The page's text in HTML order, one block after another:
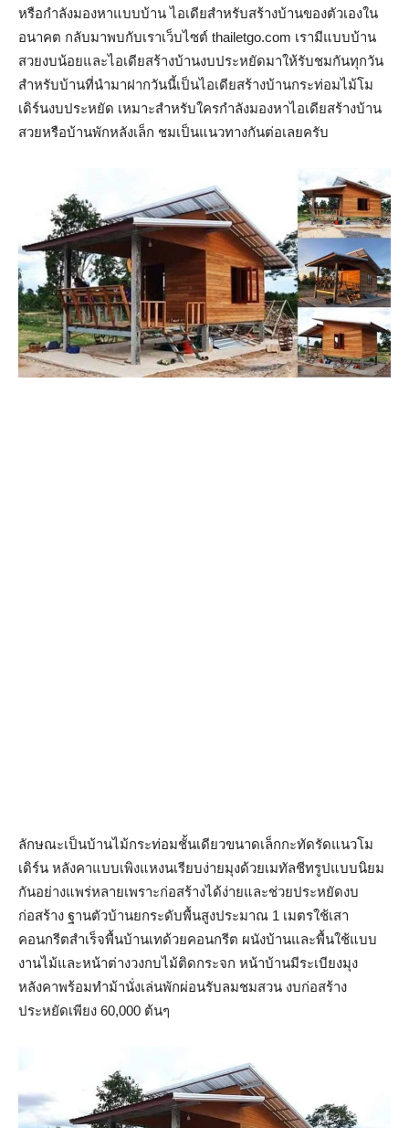
หรือกำลังมองหาแบบบ้าน ไอเดียสำหรับสร้างบ้านของตัวเองใน
อนาคต กลับมาพบกับเราเว็บไซต์ thailetgo.com เรามีแบบบ้าน
สวยงบน้อยและไอเดียสร้างบ้านงบประหยัดมาให้รับชมกันทุกวัน
สำหรับบ้านที่นำมาฝากวันนี้เป็นไอเดียสร้างบ้านกระท่อมไม้โม
เดิร์นงบประหยัด เหมาะสำหรับใครกำลังมองหาไอเดียสร้างบ้าน
สวยหรือบ้านพักหลังเล็ก ชมเป็นแนวทางกันต่อเลยครับ
ลักษณะเป็นบ้านไม้กระท่อมชั้นเดียวขนาดเล็กกะทัดรัดแนวโม
เดิร์น หลังคาแบบเพิงแหงนเรียบง่ายมุงด้วยเมทัลชีทรูปแบบนิยม
กันอย่างแพร่หลายเพราะก่อสร้างได้ง่ายและช่วยประหยัดงบ
ก่อสร้าง ฐานตัวบ้านยกระดับพื้นสูงประมาณ 1 เมตรใช้เสา
คอนกรีตสำเร็จพื้นบ้านเทด้วยคอนกรีต ผนังบ้านและพื้นใช้แบบ
งานไม้และหน้าต่างวงกบไม้ติดกระจก หน้าบ้านมีระเบียงมุง
หลังคาพร้อมทำม้านั่งเล่นพักผ่อนรับลมชมสวน งบก่อสร้าง
ประหยัดเพียง 60,000 ต้นๆ